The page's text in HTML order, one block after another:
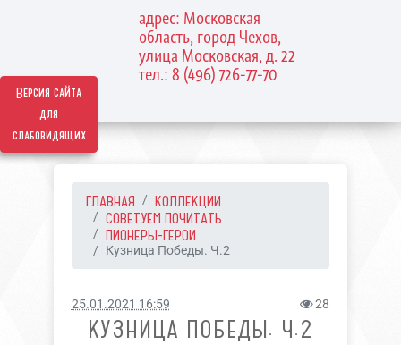
Версия сайта
для
слабовидящих
адрес: Московская
область, город Чехов,
улица Московская, д. 22
тел.: 8 (496) 726-77-70
ГЛАВНАЯ
КОЛЛЕКЦИИ
СОВЕТУЕМ ПОЧИТАТЬ
ПИОНЕРЫ-ГЕРОИ
Кузница Победы. Ч.2
25.01.2021 16:59 28
КУЗНИЦА ПОБЕДЫ. Ч.2